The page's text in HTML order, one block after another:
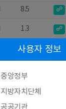
8.5
1.3
1.0
사용자 정보
중앙정부
지방자치단체
공공기관